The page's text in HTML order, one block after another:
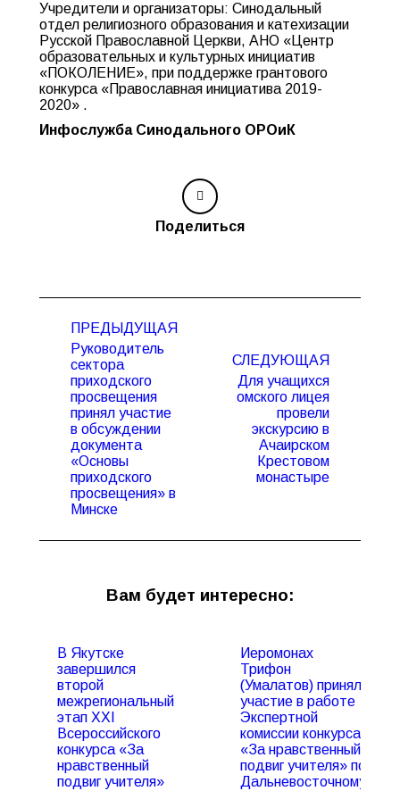
Учредители и организаторы: Синодальный
отдел религиозного образования и катехизации
Русской Православной Церкви, АНО «Центр
образовательных и культурных инициатив
«ПОКОЛЕНИЕ», при поддержке грантового
конкурса «Православная инициатива 2019-
2020» .
Инфослужба Синодального ОРОиК
Поделиться
записям
ПРЕДЫДУЩАЯ
Предыдущая
запись:
Руководитель
сектора
приходского
просвещения
принял участие
в обсуждении
документа
«Основы
приходского
просвещения» в
Минске
СЛЕДУЮЩАЯ
Следующая
запись:
Для учащихся
омского лицея
провели
экскурсию в
Ачаирском
Крестовом
монастыре
Вам будет интересно:
В Якутске
завершился
второй
межрегиональный
этап XXI
Всероссийского
конкурса «За
нравственный
подвиг учителя»
Иеромонах
Трифон
(Умалатов) принял
участие в работе
Экспертной
комиссии конкурса
«За нравственный
подвиг учителя» по
Дальневосточному